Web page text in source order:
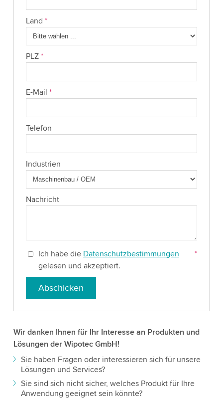
Land *
PLZ *
E-Mail *
Telefon
Industrien
Nachricht
Ich habe die Datenschutzbestimmungen
gelesen und akzeptiert.
*
Abschicken
Wir danken Ihnen für Ihr Interesse an Produkten und
Lösungen der Wipotec GmbH!
Sie haben Fragen oder interessieren sich für unsere
Lösungen und Services?
Sie sind sich nicht sicher, welches Produkt für Ihre
Anwendung geeignet sein könnte?